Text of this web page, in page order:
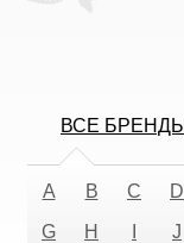
ВСЕ БРЕНДЫ
A B C D
G
H J